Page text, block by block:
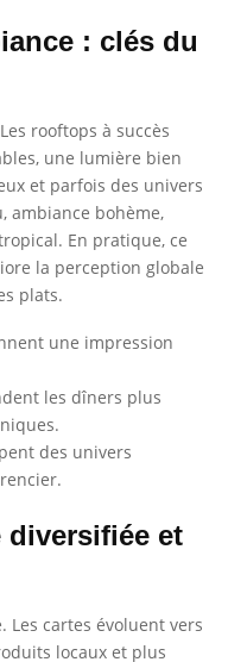
: clés du
rooftops à succès
une lumière bien
et parfois des univers
ambiance bohème,
En pratique, ce
la perception globale
plats.
une impression
les dîners plus
des univers
diversifiée et
Les cartes évoluent vers
locaux et plus